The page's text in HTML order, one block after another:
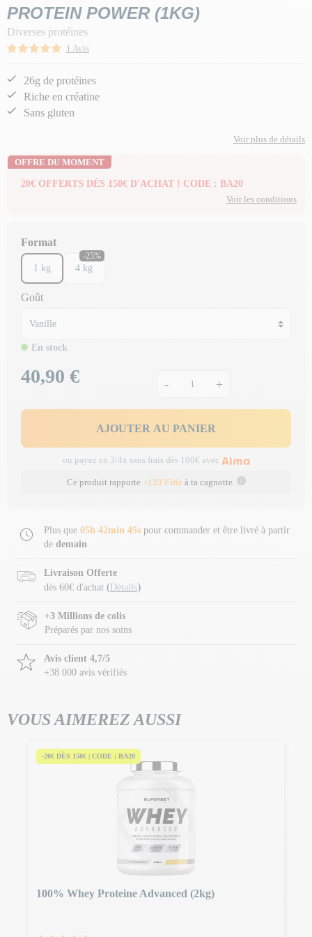
PROTEIN POWER (1KG)
Diverses protéines
1 Avis
26g de protéines
Riche en créatine
Sans gluten
Voir plus de détails
OFFRE DU MOMENT
20€ OFFERTS DÈS 150€ D'ACHAT ! CODE : BA20
Voir les conditions
Format
1 kg
-25%
4 kg
Goût
En stock
Prix
40,90 € - +
AJOUTER AU PANIER
ou payez en 3/4x sans frais dès 100€ avec
Ce produit rapporte +123 Fitizà ta cagnotte.
Plus que 05h 42min 44s pour commander et être livré à partir
de demain.
Livraison Offerte
dès 60€ d'achat ( Détails)
+3 Millions de colis
Préparés par nos soins
Avis client 4,7/5
+38 000 avis vérifiés
VOUS AIMEREZ AUSSI
-20€ DÈS 150€ | CODE : BA20
100% Whey Proteine Advanced (2kg)